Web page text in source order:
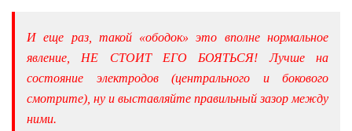
И еще раз, такой «ободок» это вполне нормальное
явление, НЕ СТОИТ ЕГО БОЯТЬСЯ! Лучше на
состояние электродов (центрального и бокового
смотрите), ну и выставляйте правильный зазор между
ними.